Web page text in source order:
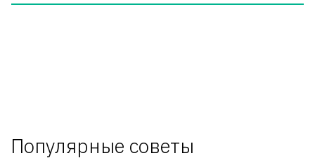
Популярные советы